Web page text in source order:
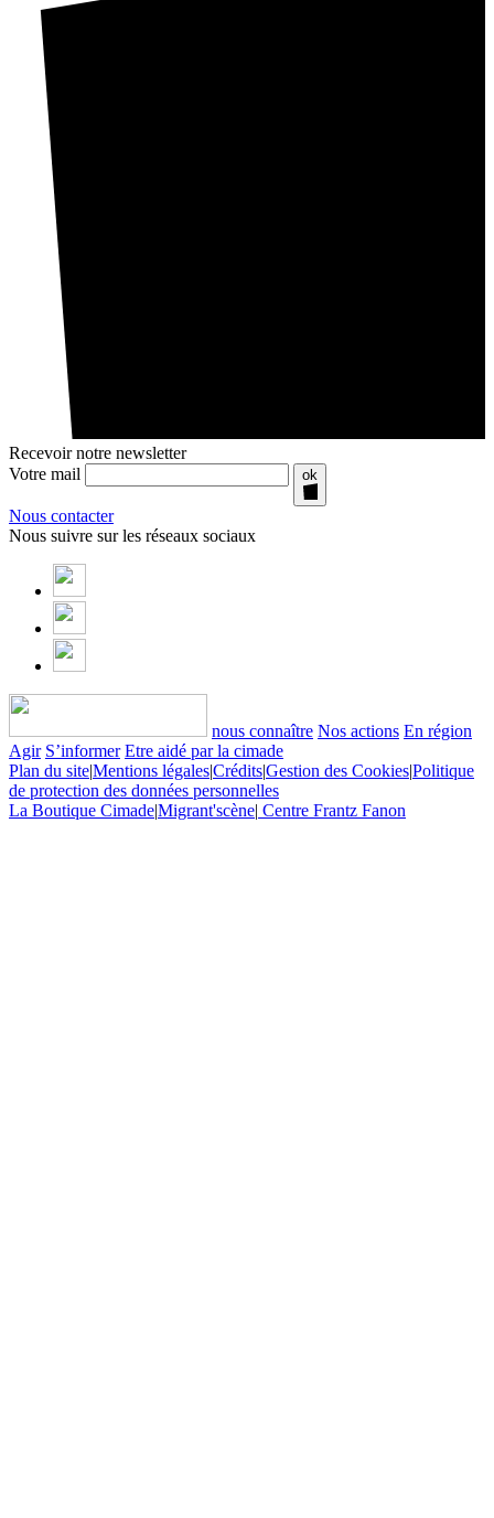
Recevoir notre newsletter
Votre mail
ok
Nous contacter
Nous suivre sur les réseaux sociaux
nous connaître Nos actions En région
Agir S’informer Etre aidé par la cimade
Plan du site|Mentions légales|Crédits|Gestion des Cookies|Politique
de protection des données personnelles
La Boutique Cimade|Migrant'scène| Centre Frantz Fanon